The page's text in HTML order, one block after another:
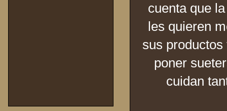
cuenta que
les quieren
sus
poner
cuidan